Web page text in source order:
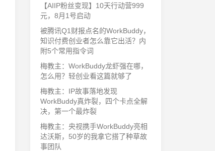
【AIIP粉丝变现】10天行动营999
元，8月1号启动
被腾讯Q1财报点名的WorkBuddy，
知识付费创业者怎么靠它出活？内
附5个常用指令词
梅教主：WorkBuddy龙虾强在哪，
怎么用？轻创业看这篇就够了
梅教主：IP故事落地发现
WorkBuddy真炸裂，四个卡点全解
决，第一个最炸裂
梅教主：央视携手WorkBuddy亮相
达沃斯，50岁的我拿它搭了种草故
事团队